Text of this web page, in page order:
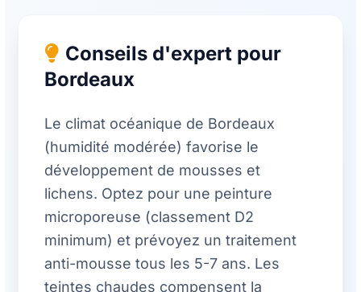
Conseils d'expert pour
Bordeaux
Le climat océanique de Bordeaux
(humidité modérée) favorise le
développement de mousses et
lichens. Optez pour une peinture
microporeuse (classement D2
minimum) et prévoyez un traitement
anti-mousse tous les 5-7 ans. Les
teintes chaudes compensent la